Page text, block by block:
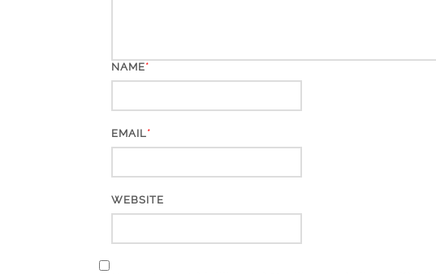
NAME*
EMAIL*
WEBSITE